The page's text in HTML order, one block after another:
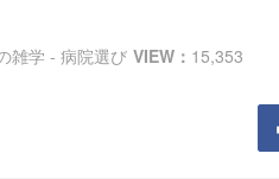
雑学 - 病院選び VIEW： 15,353